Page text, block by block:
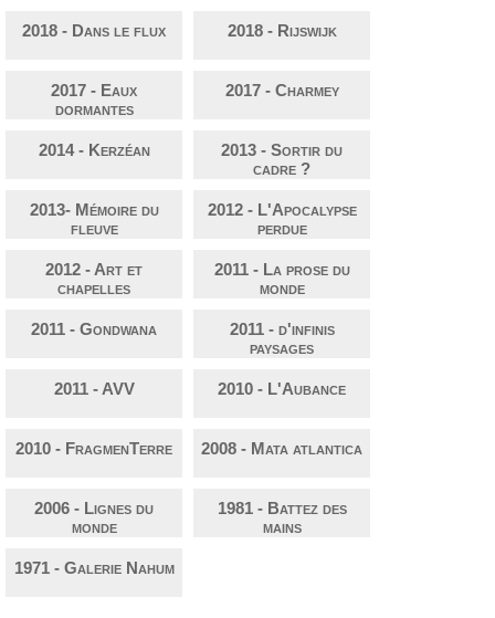
2018 - Dans le flux 2018 - Rijswijk
2017 - Eaux
dormantes
2017 - Charmey
2014 - Kerzéan
2013 - Sortir du
cadre ?
2013- Mémoire du
fleuve
2012 - L'Apocalypse
perdue
2012 - Art et
chapelles
2011 - La prose du
monde
2011 - Gondwana
2011 - d'infinis
paysages
2011 - AVV 2010 - L'Aubance
2010 - FragmenTerre 2008 - Mata atlantica
2006 - Lignes du
monde
1981 - Battez des
mains
1971 - Galerie Nahum